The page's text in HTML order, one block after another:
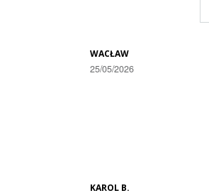
WACŁAW
25/05/2026
KAROL B.